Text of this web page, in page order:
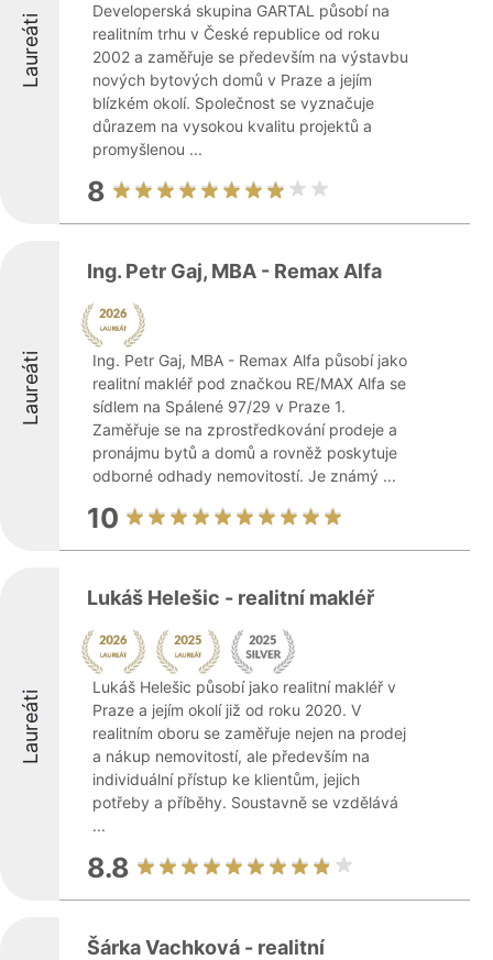
Laureáti
Developerská skupina GARTAL působí na
realitním trhu v České republice od roku
2002 a zaměřuje se především na výstavbu
nových bytových domů v Praze a jejím
blízkém okolí. Společnost se vyznačuje
důrazem na vysokou kvalitu projektů a
promyšlenou ...
8
Laureáti
Ing. Petr Gaj, MBA - Remax Alfa
Ing. Petr Gaj, MBA - Remax Alfa působí jako
realitní makléř pod značkou RE/MAX Alfa se
sídlem na Spálené 97/29 v Praze 1.
Zaměřuje se na zprostředkování prodeje a
pronájmu bytů a domů a rovněž poskytuje
odborné odhady nemovitostí. Je známý ...
10
Laureáti
Lukáš Helešic - realitní makléř
Lukáš Helešic působí jako realitní makléř v
Praze a jejím okolí již od roku 2020. V
realitním oboru se zaměřuje nejen na prodej
a nákup nemovitostí, ale především na
individuální přístup ke klientům, jejich
potřeby a příběhy. Soustavně se vzdělává
...
8.8
Šárka Vachková - realitní